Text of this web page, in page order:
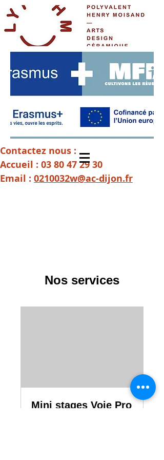
Contactez nous :
Accueil : 03 80 47 29 30
Email : 0210032w@ac-dijon.fr
Nos services
Mini stages Voie Pro